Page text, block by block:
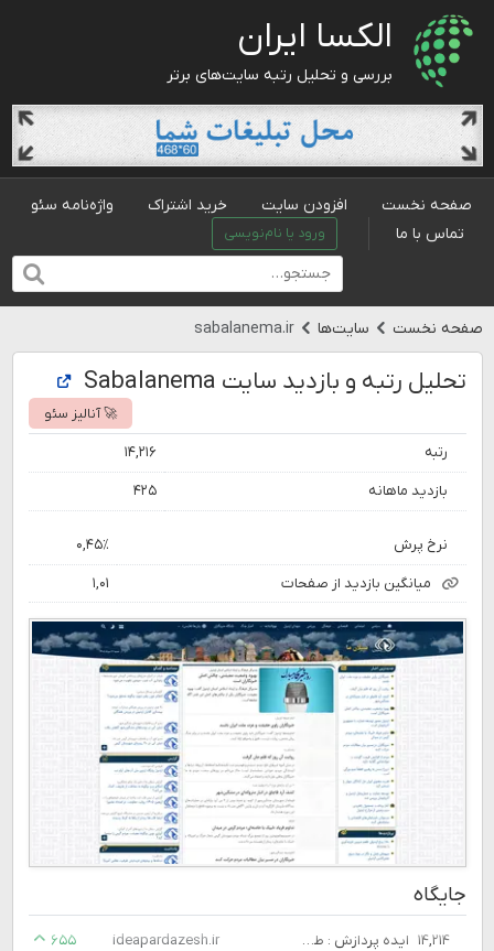
الکسا ایران
بررسی و تحلیل رتبه سایت‌های برتر
صفحه نخست افزودن سایت خرید اشتراک
واژه‌نامه سئو
تماس با ما
ورود یا نام‌نویسی
صفحه نخست سایت‌ها sabalanema.ir
تحلیل رتبه و بازدید سایت Sabalanema
🚀 آنالیز سئو
رتبه ۱۴,۲۱۶
بازدید ماهانه ۴۲۵
نرخ پرش ۰,۴۵٪
میانگین بازدید از صفحات ۱,۰۱
جایگاه
۱۴,۲۱۴ ایده پردازش : طراحی سایت ، توسعه و پلاگین نویسی وردپرس ideapardazesh.ir
۶۵۵